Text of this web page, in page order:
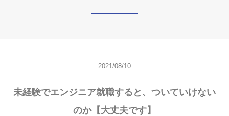
2021/08/10
未経験でエンジニア就職すると、ついていけない
のか【大丈夫です】